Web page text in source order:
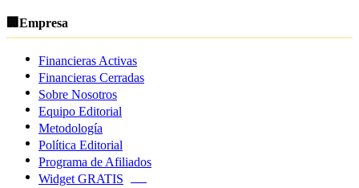
🏢 Empresa
Financieras Activas
Financieras Cerradas
Sobre Nosotros
Equipo Editorial
Metodología
Política Editorial
Programa de Afiliados
Widget GRATIS